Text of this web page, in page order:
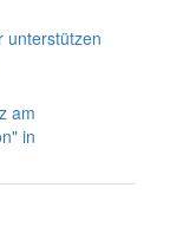
unterstützen
am
in